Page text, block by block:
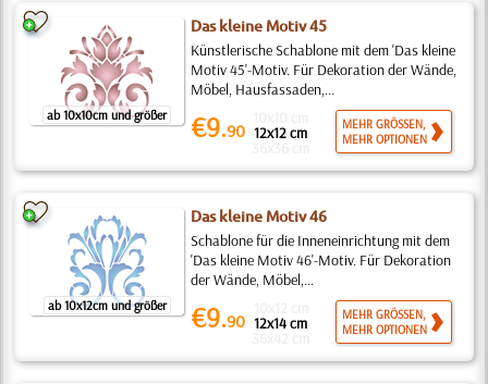
ab 10x10cm und größer
Das kleine Motiv 45
Künstlerische Schablone mit dem 'Das kleine
Motiv 45'-Motiv. Für Dekoration der Wände,
Möbel, Hausfassaden,...
€9.90 12x12 cm
MEHR GRÖSSEN,
MEHR OPTIONEN
ab 10x12cm und größer
Das kleine Motiv 46
Schablone für die Inneneinrichtung mit dem
'Das kleine Motiv 46'-Motiv. Für Dekoration
der Wände, Möbel,...
€9.90 12x14 cm
MEHR GRÖSSEN,
MEHR OPTIONEN